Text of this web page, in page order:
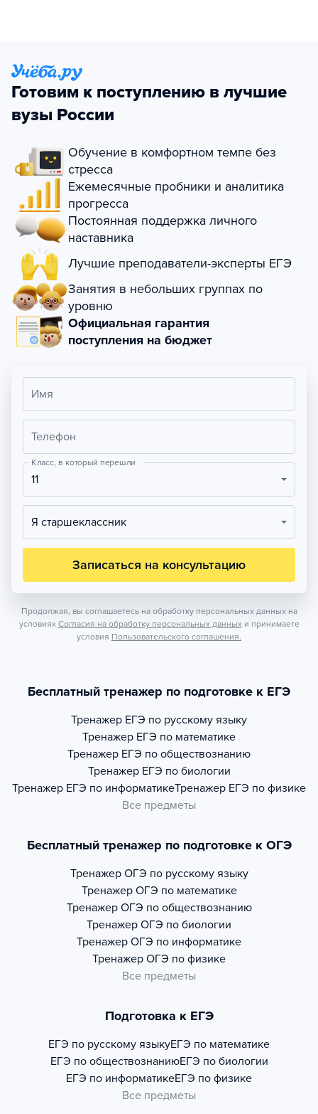
Готовим к поступлению в лучшие
вузы России
Обучение в комфортном темпе без
стресса
Ежемесячные пробники и аналитика
прогресса
Постоянная поддержка личного
наставника
Лучшие преподаватели-эксперты ЕГЭ
Занятия в небольших группах по
уровню
Официальная гарантия
поступления на бюджет
Имя
Телефон
Класс, в который перешли
11
Я старшеклассник
Записаться на консультацию
Продолжая, вы соглашаетесь на обработку персональных данных на
условиях Согласия на обработку персональных данных и принимаете
условия Пользовательского соглашения.
Бесплатный тренажер по подготовке к ЕГЭ
Тренажер ЕГЭ по русскому языку
Тренажер ЕГЭ по математике
Тренажер ЕГЭ по обществознанию
Тренажер ЕГЭ по биологии
Тренажер ЕГЭ по информатикеТренажер ЕГЭ по физике
Все предметы
Бесплатный тренажер по подготовке к ОГЭ
Тренажер ОГЭ по русскому языку
Тренажер ОГЭ по математике
Тренажер ОГЭ по обществознанию
Тренажер ОГЭ по биологии
Тренажер ОГЭ по информатике
Тренажер ОГЭ по физике
Все предметы
Подготовка к ЕГЭ
ЕГЭ по русскому языкуЕГЭ по математике
ЕГЭ по обществознаниюЕГЭ по биологии
ЕГЭ по информатикеЕГЭ по физике
Все предметы